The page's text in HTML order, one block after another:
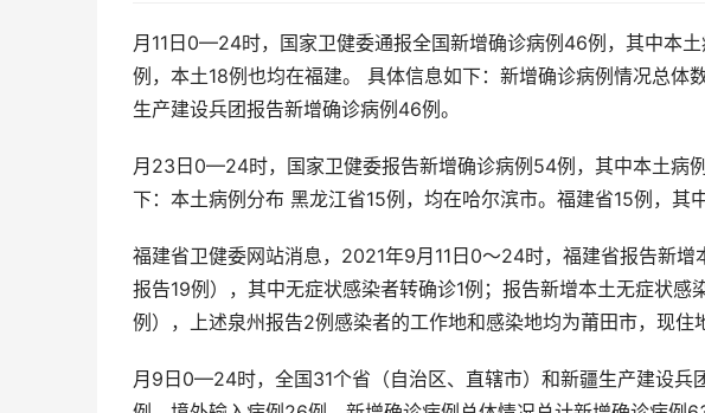
月11日0—24时，国家卫健委通报全国新增确诊病例46例，其中本
例，本土18例也均在福建。 具体信息如下：新增确诊病例情况总体
生产建设兵团报告新增确诊病例46例。
月23日0—24时，国家卫健委报告新增确诊病例54例，其中本土病
下：本土病例分布 黑龙江省15例，均在哈尔滨市。福建省15例，其
福建省卫健委网站消息，2021年9月11日0～24时，福建省报告新
报告19例），其中无症状感染者转确诊1例；报告新增本土无症状感
例），上述泉州报告2例感染者的工作地和感染地均为莆田市，现住
月9日0—24时，全国31个省（自治区、直辖市）和新疆生产建设兵